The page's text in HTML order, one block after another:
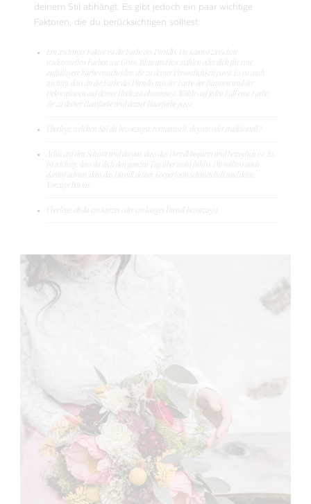
deinem Stil abhängt. Es gibt jedoch ein paar wichtige
Faktoren, die du berücksichtigen solltest:
Ein wichtiger Faktor ist die Farbe des Dirndls. Du kannst zwischen
traditionellen Farben wie Grün, Blau und Rot wählen oder dich für eine
auffälligere Farbe entscheiden, die zu deiner Persönlichkeit passt. Es ist auch
wichtig, dass du die Farbe des Dirndls mit der Farbe der Blumen und der
Dekorationen auf deiner Hochzeit abstimmst. Wähle auf jeden Fall eine Farbe,
die zu deiner Hautfarbe und deiner Haarfarbe passt.
Überlege, welchen Stil du bevorzugst: romantisch, elegant oder traditionell?
Achte auf den Schnitt und darauf, dass das Dirndl bequem und beweglich ist. Es
ist wichtig, dass du dich den ganzen Tag über wohl fühlst. Du solltest auch
darauf achten, dass das Dirndl deiner Körperform schmeichelt und deine
Vorzüge betont.
Überlege, ob du ein kurzes oder ein langes Dirndl bevorzugst.